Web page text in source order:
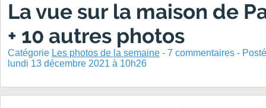
La vue sur la maison de
+ 10 autres photos
Catégorie Les photos de la semaine - 7 commentaires -
lundi 13 décembre 2021 à 10h26